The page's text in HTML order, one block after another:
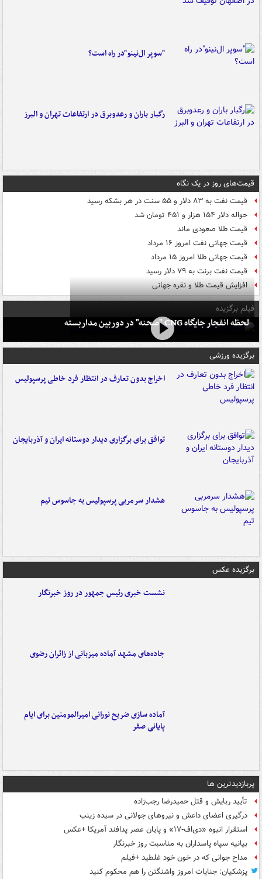
"سوپر ال‌نینو"در راه است؟
رگبار باران و رعدوبرق در ارتفاعات تهران و البرز
قیمت‌های روز در یک نگاه
قیمت نفت به ۸۳ دلار و ۵۵ سنت در هر بشکه رسید
حواله دلار ۱۵۴ هزار و ۴۵۱ تومان شد
قیمت طلا صعودی ماند
قیمت جهانی نفت امروز ۱۶ مرداد
قیمت جهانی طلا امروز ۱۵ مرداد
قیمت نفت برنت به ۷۹ دلار رسید
افزایش قیمت طلا و نقره جهانی
فیلم برگزیده
لحظه انفجار جایگاه CNG "صحنه" در دوربین مداربسته
برگزیده ورزشی
اخراج بدون تعارف در انتظار فرد خاطی پرسپولیس
توافق برای برگزاری دیدار دوستانه ایران و آذربایجان
هشدار سرمربی پرسپولیس به جاسوس تیم
برگزیده عکس
نشست خبری رئیس جمهور در روز خبرنگار
جاده‌های مشهد آماده میزبانی از زائران رضوی
آماده سازی ضریح نورانی امیرالمومنین برای ایام
پایانی صفر
پربازدیدترین ها
تأیید ربایش و قتل حمیدرضا رجب‌زاده
درگیری اعضای داعش و نیروهای جولانی در سیده زینب
استقرار انبوه «دی‌اف‑۱۷» و پایان عصر پدافند آمریکا +عکس
بیانیه سپاه پاسداران به مناسبت روز خبرنگار
مداح جوانی که در خون خود غلطید +فیلم
پزشکیان: جنایات امروز واشنگتن را هم محکوم کنید